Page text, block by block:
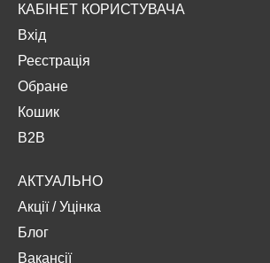
КАБІНЕТ КОРИСТУВАЧА
Вхід
Реєстрація
Обране
Кошик
B2B
АКТУАЛЬНО
Акції/Уцінка
Блог
Вакансії